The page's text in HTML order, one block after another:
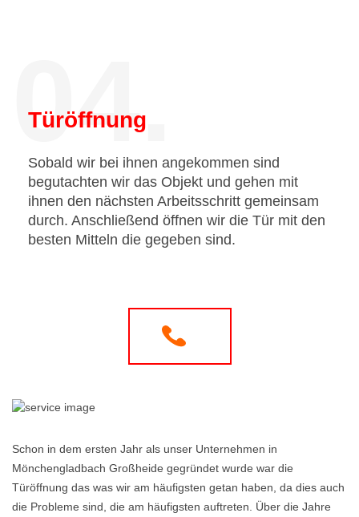
04.
Türöffnung
Sobald wir bei ihnen angekommen sind
begutachten wir das Objekt und gehen mit
ihnen den nächsten Arbeitsschritt gemeinsam
durch. Anschließend öffnen wir die Tür mit den
besten Mitteln die gegeben sind.
Schon in dem ersten Jahr als unser Unternehmen in
Mönchengladbach Großheide gegründet wurde war die
Türöffnung das was wir am häufigsten getan haben, da dies auch
die Probleme sind, die am häufigsten auftreten. Über die Jahre